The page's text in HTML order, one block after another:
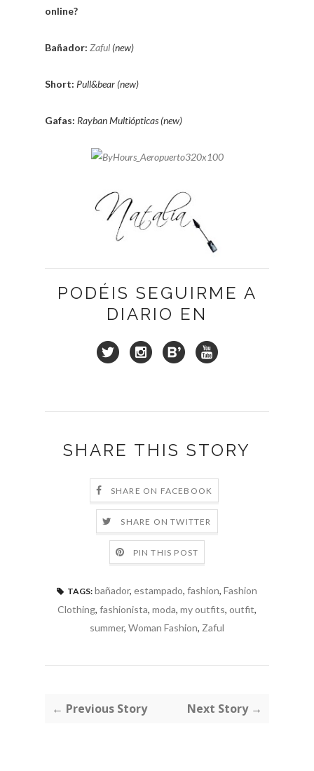
online?
Bañador: Zaful(new)
Short: Pull&bear (new)
Gafas: Rayban Multiópticas (new)
PODÉIS SEGUIRME A
DIARIO EN
SHARE THIS STORY
SHARE ON FACEBOOK
SHARE ON TWITTER
PIN THIS POST
TAGS: bañador, estampado, fashion, Fashion
Clothing, fashionista, moda, my outfits, outfit,
summer, Woman Fashion, Zaful
← Previous Story Next Story →